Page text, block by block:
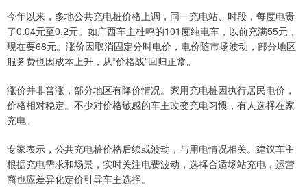
今年以来，多地公共充电桩价格上调，同一充电站、时段，每度电贵
了0.04元至0.2元。如广西车主杜鸣的101度纯电车，以前充满55元，
现在要68元。涨价因取消固定分时电价，电价随市场波动，部分地区
服务费也因成本上升，从“价格战”回归正常。
涨价并非普涨，部分地区有降价情况。家用充电桩因执行居民电价，
价格相对稳定。不少对价格敏感的车主改变充电习惯，有人选择在家
充电。
专家表示，公共充电桩价格后续或波动，与用电情况相关。建议车主
根据充电需求和场景，实时关注电费波动，选择合适场站充电，运营
商也应差异化定价引导车主选择。